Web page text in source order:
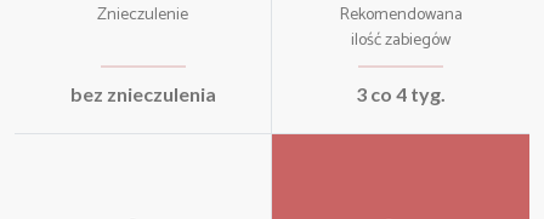
Znieczulenie
bez znieczulenia
Rekomendowana
ilość zabiegów
3 co 4 tyg.